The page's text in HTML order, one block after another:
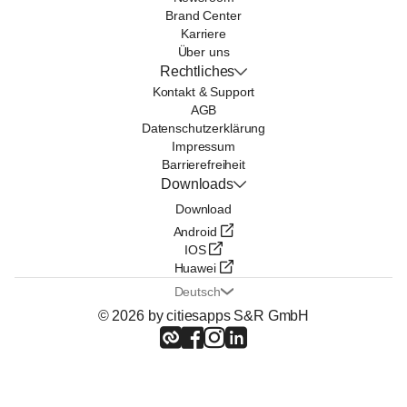
Brand Center
Karriere
Über uns
Rechtliches
Kontakt & Support
AGB
Datenschutzerklärung
Impressum
Barrierefreiheit
Downloads
Download
Android
IOS
Huawei
Deutsch
© 2026 by citiesapps S&R GmbH